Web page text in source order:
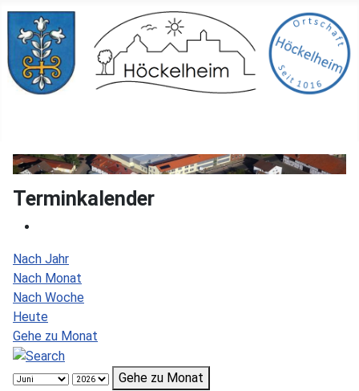
Terminkalender
Nach Jahr
Nach Monat
Nach Woche
Heute
Gehe zu Monat
Gehe zu Monat